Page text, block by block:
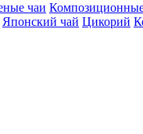
чаи
Японский чай Цикорий